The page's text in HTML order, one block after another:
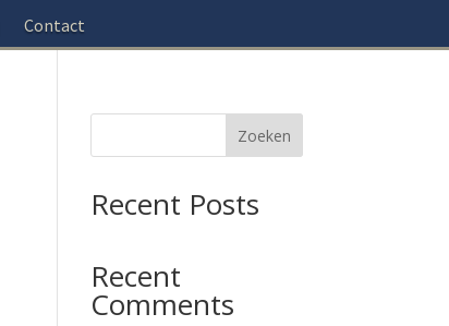
Contact
Zoeken
Recent Posts
Recent
Comments